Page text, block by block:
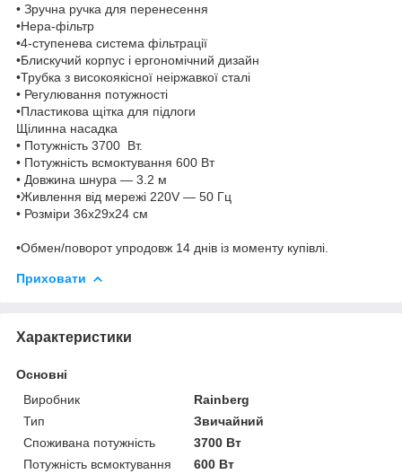
• Зручна ручка для перенесення
•Нера-фільтр
•4-ступенева система фільтрації
•Блискучий корпус і ергономічний дизайн
•Трубка з високоякісної неіржавкої сталі
• Регулювання потужності
•Пластикова щітка для підлоги
Щілинна насадка
• Потужність 3700 Вт.
• Потужність всмоктування 600 Вт
• Довжина шнура — 3.2 м
•Живлення від мережі 220V — 50 Гц
• Розміри 36х29х24 см
•Обмен/поворот упродовж 14 днів із моменту купівлі.
Приховати
Характеристики
Основні
Виробник
Rainberg
Тип
Звичайний
Споживана потужність
3700 Вт
Потужність всмоктування
600 Вт